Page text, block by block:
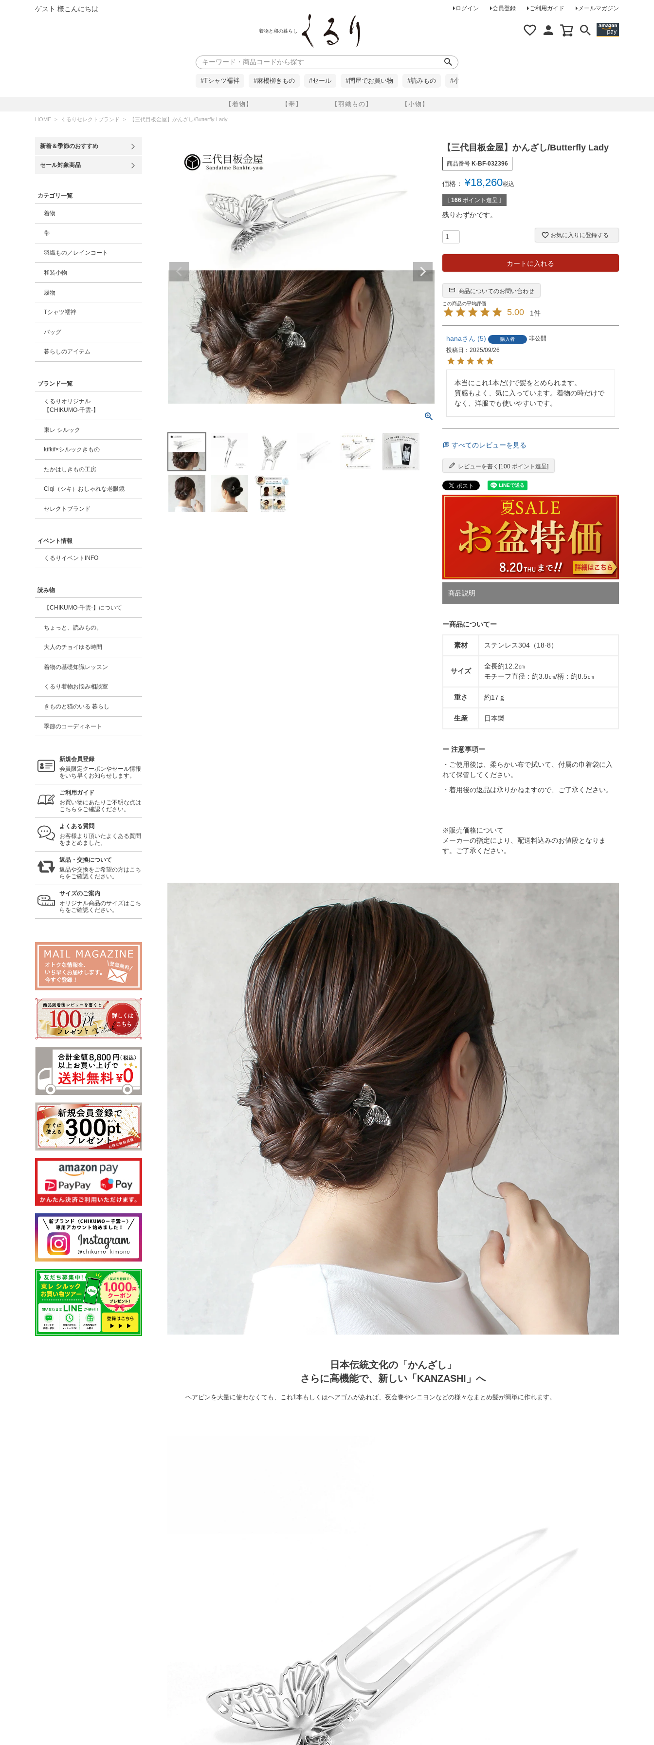
ゲスト 様こんにちは ログイン 会員登録 ご利用ガイド メールマガジン
着物と和の暮らし
【着物】 【帯】 【羽織もの】 【小物】
検索
#Tシャツ襦袢 #麻楊柳きもの #セール #問屋でお買い物 #読みもの #小柄な方に
HOME くるりセレクトブランド 【三代目板金屋】かんざし/Butterfly Lady
新着＆季節のおすすめ
セール対象商品
カテゴリ一覧
着物
帯
羽織もの／レインコート
和装小物
履物
Tシャツ襦袢
バッグ
暮らしのアイテム
ブランド一覧
くるりオリジナル
【CHIKUMO-千雲-】
東レ シルック
kifkif×シルックきもの
たかはしきもの工房
Ciqi（シキ）おしゃれな老眼鏡
セレクトブランド
イベント情報
くるりイベントINFO
読み物
【CHIKUMO-千雲-】について
ちょっと、読みもの。
大人のチョイゆる時間
着物の基礎知識レッスン
くるり着物お悩み相談室
きものと猫のいる 暮らし
季節のコーディネート
新規会員登録
会員限定クーポンやセール情報
をいち早くお知らせします。
ご利用ガイド
お買い物にあたりご不明な点は
こちらをご確認ください。
よくある質問
お客様より頂いたよくある質問
をまとめました。
返品・交換について
返品や交換をご希望の方はこち
らをご確認ください。
サイズのご案内
オリジナル商品のサイズはこち
らをご確認ください。
【三代目板金屋】かんざし/Butterfly Lady
商品番号 K-BF-032396
価格： ¥18,260税込
[ 166 ポイント進呈 ]
残りわずかです。
お気に入りに登録する
カートに入れる
商品についてのお問い合わせ
5.00 1
hana 5 購入者
非公開
投稿日
2025/09/26
本当にこれ1本だけで髪をとめられます。
質感もよく、気に入っています。着物の時だけで
なく、洋服でも使いやすいです。
すべてのレビューを見る
レビューを書く[100 ポイント進呈]
商品説明
ー商品についてー
素材 ステンレス304（18-8）
サイズ
全長約12.2㎝
モチーフ直径：約3.8㎝/柄：約8.5㎝
重さ 約17ｇ
生産 日本製
ー 注意事項ー
・ご使用後は、柔らかい布で拭いて、付属の巾着袋に入
れて保管してください。
・着用後の返品は承りかねますので、ご了承ください。
※販売価格について
メーカーの指定により、配送料込みのお値段となりま
す。ご了承ください。
日本伝統文化の「かんざし」
さらに高機能で、新しい「KANZASHI」へ
ヘアピンを大量に使わなくても、これ1本もしくはヘアゴムがあれば、夜会巻やシニヨンなどの様々なまとめ髪が簡単に作れます。